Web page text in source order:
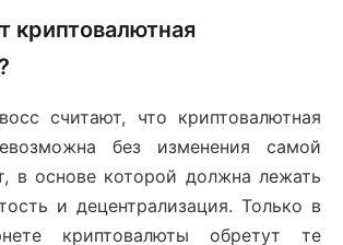
криптовалютная
считают, что криптовалютная
без изменения самой
в основе которой должна лежать
и децентрализация. Только в
криптовалюты обретут те